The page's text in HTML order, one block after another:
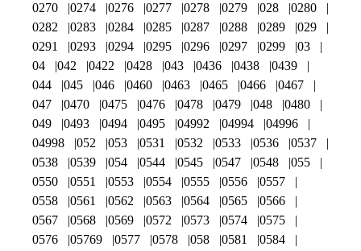
0270
0274 0276 0277 0278 0279 028
0280
0282
0283 0284 0285 0287 0288 0289
029
0291
0293 0294 0295 0296 0297 0299
03
04
042 0422 0428 043 0436 0438
0439
044
045 046 0460 0463 0465 0466
0467
047
0470 0475 0476 0478 0479 048
0480
049
0493 0494 0495 04992 04994
04996
04998
052 053 0531 0532 0533 0536
0537
0538
0539 054 0544 0545 0547 0548
055
0550
0551 0553 0554 0555 0556
0557
0558
0561 0562 0563 0564 0565
0566
0567
0568 0569 0572 0573 0574
0575
0576
05769 0577 0578 058 0581
0584